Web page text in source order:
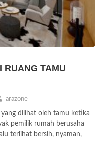
RUANG TAMU
arazone
dilihat oleh tamu ketika
pemilik rumah berusaha
terlihat bersih, nyaman,